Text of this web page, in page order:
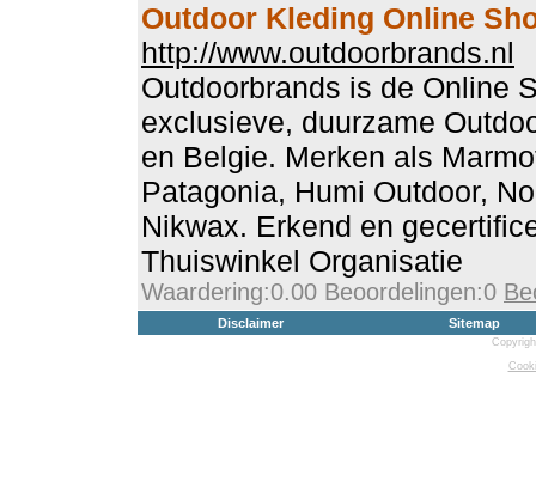
Outdoor Kleding Online
http://www.outdoorbrands.nl
Outdoorbrands is de Online
exclusieve, duurzame
en Belgie. Merken als
Patagonia, Humi Outdoor,
Nikwax. Erkend en
Thuiswinkel Organisatie
Waardering:0.00 Beoordelingen:0
Disclaimer Sitemap